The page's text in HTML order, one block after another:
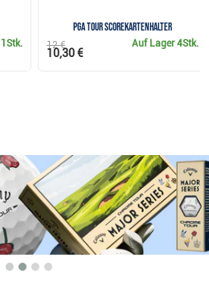
1Stk.
PGA Tour Scorekartenhalter
Auf Lager4Stk.
12 €
10,30 €